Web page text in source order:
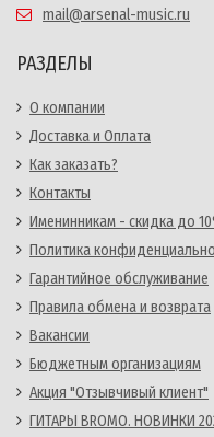
mail@arsenal-music.ru
РАЗДЕЛЫ
О компании
Доставка и Оплата
Как заказать?
Контакты
Именинникам - скидка до
Политика
Гарантийное обслуживание
Правила обмена и возврата
Вакансии
Бюджетным организациям
Акция "Отзывчивый клиент"
ГИТАРЫ BROMO. НОВИНКИ